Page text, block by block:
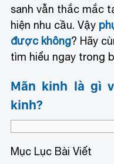
sanh vẫn thắc mắc
hiện nhu cầu. Vậy
được không? Hãy
tìm hiểu ngay trong
Mãn kinh là gì
kinh?
Mục Lục Bài Viết